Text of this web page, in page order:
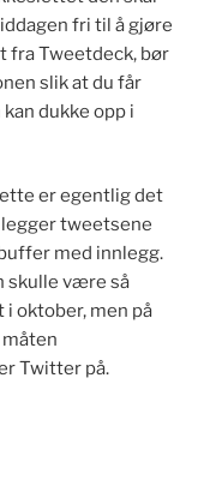
fri til å gjøre
fra Tweetdeck, bør
slik at du får
dukke opp i
er egentlig det
tweetsene
med innlegg.
skulle være så
i oktober, men på
Twitter på.